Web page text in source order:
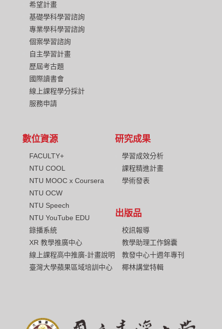
希望計畫
基礎學科學習諮詢
專業學科學習諮詢
個案學習諮詢
自主學習計畫
歷屆考古題
國際讀書會
線上課程學分採計
服務申請
數位資源
FACULTY+
NTU COOL
NTU MOOC x Coursera
NTU OCW
NTU Speech
NTU YouTube EDU
錄播系統
XR 教學推廣中心
線上課程高中推廣-計畫說明
臺灣大學蘋果區域培訓中心
研究成果
學習成效分析
課程精進計畫
學術發表
出版品
校訊報導
教學助理工作錦囊
教發中心十週年專刊
椰林講堂特輯